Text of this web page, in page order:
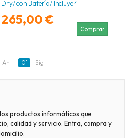
Dry/ con Batería/ Incluye 4
265,00 €
Comprar
Ant. 01 Sig.
productos informáticos que
calidad y servicio. Entra, compra y